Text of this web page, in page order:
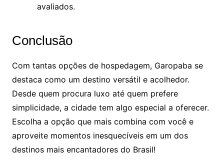
avaliados.
Conclusão
Com tantas opções de hospedagem, Garopaba se
destaca como um destino versátil e acolhedor.
Desde quem procura luxo até quem prefere
simplicidade, a cidade tem algo especial a oferecer.
Escolha a opção que mais combina com você e
aproveite momentos inesquecíveis em um dos
destinos mais encantadores do Brasil!